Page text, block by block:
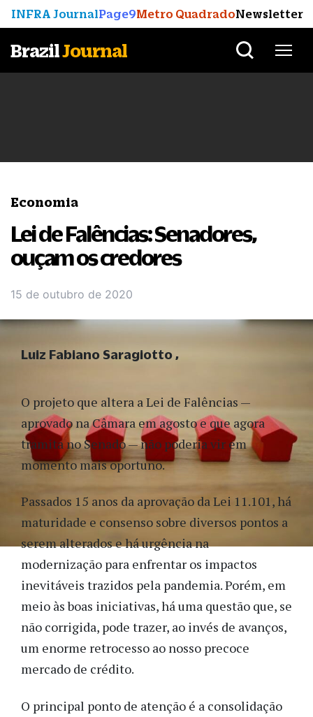
INFRA JournalPage9Metro QuadradoNewsletter
BrazilJournal
Economia
Lei de Falências: Senadores,
ouçam os credores
15 de outubro de 2020
O projeto que altera a Lei de Falências —
aprovado na Câmara em agosto e que agora
tramita no Senado — não poderia vir em
momento mais oportuno.
Passados 15 anos da aprovação da Lei 11.101, há
maturidade e consenso sobre diversos pontos a
serem alterados e há urgência na
modernização para enfrentar os impactos
inevitáveis trazidos pela pandemia. Porém, em
meio às boas iniciativas, há uma questão que, se
não corrigida, pode trazer, ao invés de avanços,
um enorme retrocesso ao nosso precoce
mercado de crédito.
O principal ponto de atenção é a consolidação
Luiz Fabiano Saragiotto